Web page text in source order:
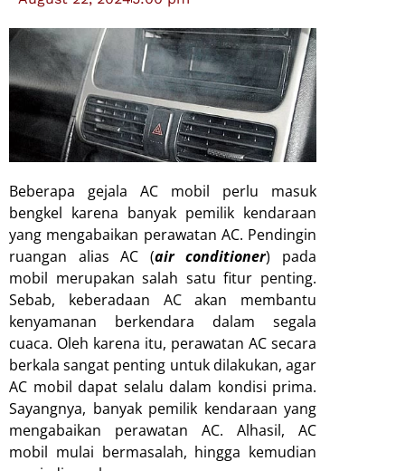
Beberapa gejala AC mobil perlu masuk
bengkel karena banyak pemilik kendaraan
yang mengabaikan perawatan AC. Pendingin
ruangan alias AC (air conditioner) pada
mobil merupakan salah satu fitur penting.
Sebab, keberadaan AC akan membantu
kenyamanan berkendara dalam segala
cuaca. Oleh karena itu, perawatan AC secara
berkala sangat penting untuk dilakukan, agar
AC mobil dapat selalu dalam kondisi prima.
Sayangnya, banyak pemilik kendaraan yang
mengabaikan perawatan AC. Alhasil, AC
mobil mulai bermasalah, hingga kemudian